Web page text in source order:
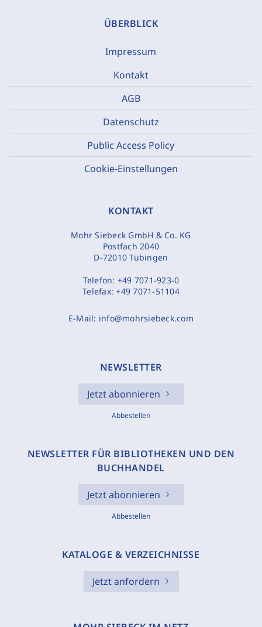
ÜBERBLICK
Impressum
Kontakt
AGB
Datenschutz
Public Access Policy
Cookie-Einstellungen
KONTAKT
Mohr Siebeck GmbH & Co. KG
Postfach 2040
D-72010 Tübingen
Telefon: +49 7071-923-0
Telefax:+49 7071-51104
E-Mail: info@mohrsiebeck.com
NEWSLETTER
Jetzt abonnieren
Abbestellen
NEWSLETTER FÜR BIBLIOTHEKEN UND DEN
BUCHHANDEL
Jetzt abonnieren
Abbestellen
KATALOGE & VERZEICHNISSE
Jetzt anfordern